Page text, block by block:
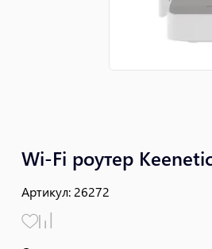
Wi-Fi роутер
Артикул: 26272